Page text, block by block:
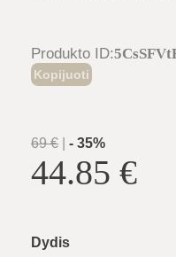
Produkto ID:
Kopijuoti
69€ - 35%
44.85 €
Dydis